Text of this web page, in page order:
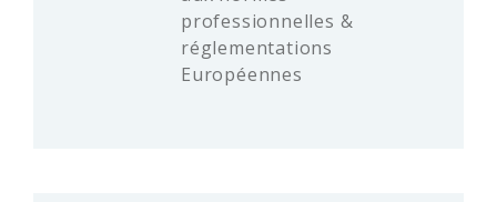
professionnelles &
réglementations
Européennes